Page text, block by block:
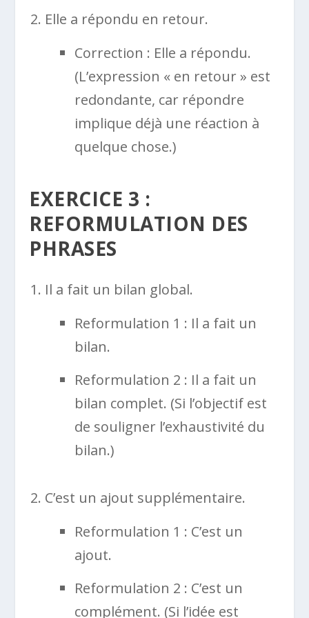
Elle a répondu en retour.
Correction : Elle a répondu.
(L’expression « en retour » est
redondante, car répondre
implique déjà une réaction à
quelque chose.)
EXERCICE 3 :
REFORMULATION DES
PHRASES
Il a fait un bilan global.
Reformulation 1 : Il a fait un
bilan.
Reformulation 2 : Il a fait un
bilan complet. (Si l’objectif est
de souligner l’exhaustivité du
bilan.)
C’est un ajout supplémentaire.
Reformulation 1 : C’est un
ajout.
Reformulation 2 : C’est un
complément. (Si l’idée est